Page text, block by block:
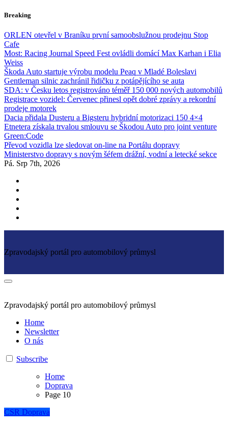
Skip
content
Breaking
ORLEN otevřel v Braníku první samoobslužnou prodejnu Stop
Cafe
Most: Racing Journal Speed Fest ovládli domácí Max Karhan i Elia
Weiss
Škoda Auto startuje výrobu modelu Peaq v Mladé Boleslavi
Gentleman silnic zachránil řidičku z potápějícího se auta
SDA: v Česku letos registrováno téměř 150 000 nových automobilů
Registrace vozidel: Červenec přinesl opět dobré zprávy a rekordní
prodeje motorek
Dacia přidala Dusteru a Bigsteru hybridní motorizaci 150 4×4
Etnetera získala trvalou smlouvu se Škodou Auto pro joint venture
Green:Code
Převod vozidla lze sledovat on-line na Portálu dopravy
Ministerstvo dopravy s novým šéfem drážní, vodní a letecké sekce
Pá. Srp 7th, 2026
Zpravodajský portál pro automobilový průmysl
Zpravodajský portál pro automobilový průmysl
Home
Newsletter
O nás
Subscribe
Home
Doprava
Page 10
CSR Doprava